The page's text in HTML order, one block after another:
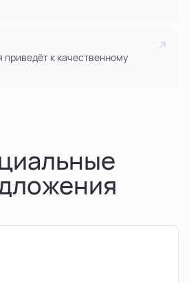
приведёт к качественному